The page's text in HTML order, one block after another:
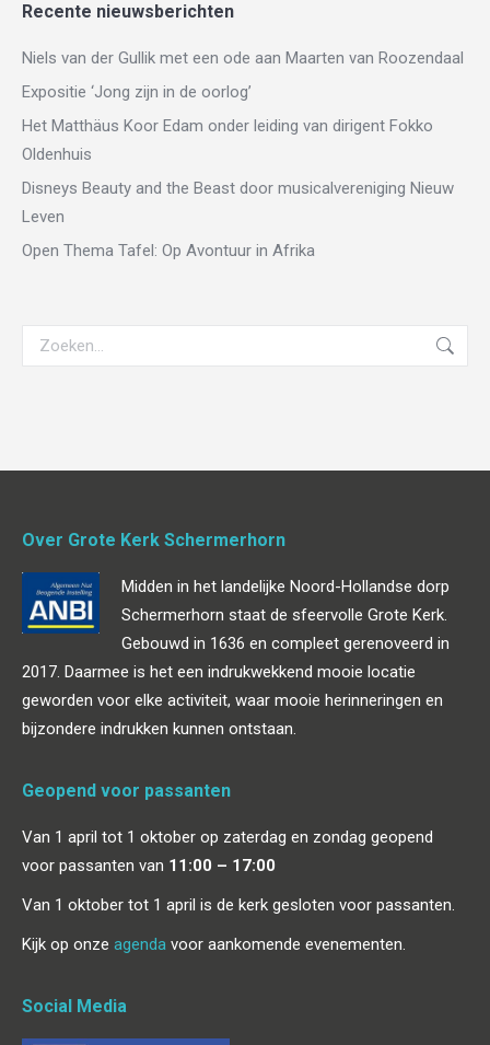
Recente nieuwsberichten
Niels van der Gullik met een ode aan Maarten van Roozendaal
Expositie ‘Jong zijn in de oorlog’
Het Matthäus Koor Edam onder leiding van dirigent Fokko
Oldenhuis
Disneys Beauty and the Beast door musicalvereniging Nieuw
Leven
Open Thema Tafel: Op Avontuur in Afrika
Zoeken:
Over Grote Kerk Schermerhorn
Midden in het landelijke Noord-Hollandse dorp
Schermerhorn staat de sfeervolle Grote Kerk.
Gebouwd in 1636 en compleet gerenoveerd in
2017. Daarmee is het een indrukwekkend mooie locatie
geworden voor elke activiteit, waar mooie herinneringen en
bijzondere indrukken kunnen ontstaan.
Geopend voor passanten
Van 1 april tot 1 oktober op zaterdag en zondag geopend
voor passanten van 11:00 – 17:00
Van 1 oktober tot 1 april is de kerk gesloten voor passanten.
Kijk op onze agenda voor aankomende evenementen.
Social Media